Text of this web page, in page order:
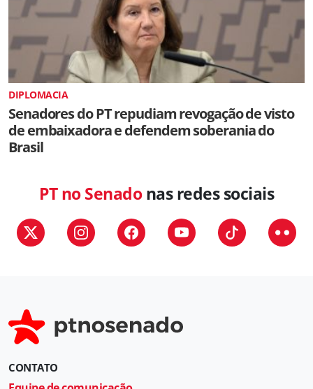
DIPLOMACIA
Senadores do PT repudiam revogação de visto
de embaixadora e defendem soberania do
Brasil
PT no Senadonas redes sociais
CONTATO